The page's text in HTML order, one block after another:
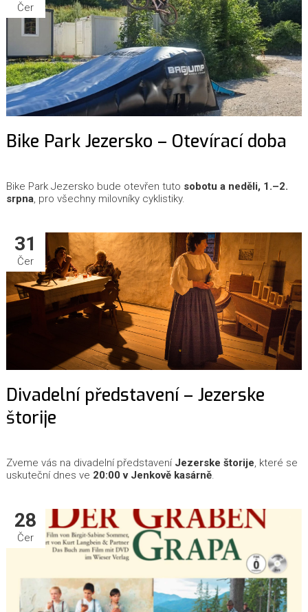
Čer
Bike Park Jezersko – Otevírací doba
Bike Park Jezersko bude otevřen tuto sobotu a neděli, 1.–2.
srpna, pro všechny milovníky cyklistiky.
31
Čer
Divadelní představení – Jezerske
štorije
Zveme vás na divadelní představení Jezerske štorije, které se
uskuteční dnes ve 20:00 v Jenkově kasárně.
28
Čer